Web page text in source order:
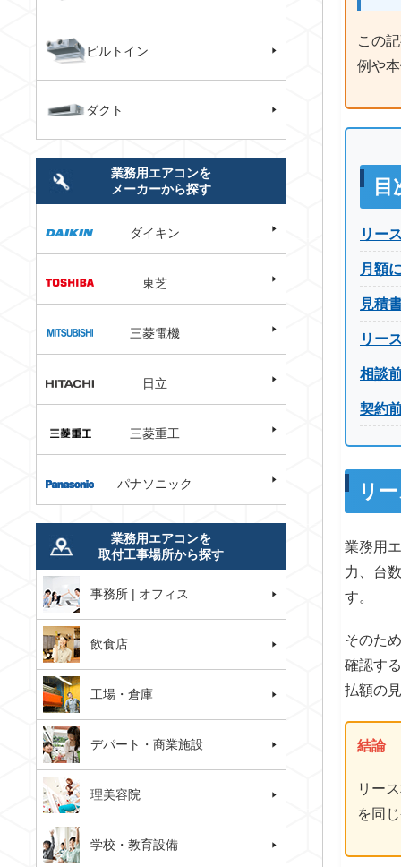
この
例や
目
リー
月額
見積
リー
相談
契約
リ
業務用
力、台
す。
そのた
確認す
払額の
結論
リー
を同
ビルトイン
ダクト
業務用エアコンを
メーカーから探す
ダイキン
東芝
三菱電機
日立
三菱重工
パナソニック
業務用エアコンを
取付工事場所から探す
事務所 | オフィス
飲食店
工場・倉庫
デパート・商業施設
理美容院
学校・教育設備